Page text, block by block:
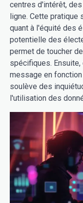
centres d'intérêt,
ligne. Cette
quant à l'équité des
potentielle des
permet de toucher
spécifiques.
message en
soulève des
l'utilisation des